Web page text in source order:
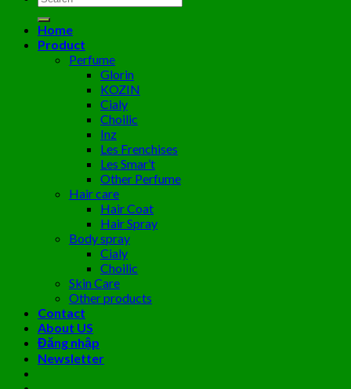
kiếm:
Home
Product
Perfume
Glorin
KOZIN
Cialy
Choilic
Inz
Les Frenchises
Les Smar’t
Other Perfume
Hair care
Hair Coat
Hair Spray
Body spray
Cialy
Choilic
Skin Care
Other products
Contact
About US
Đăng nhập
Newsletter